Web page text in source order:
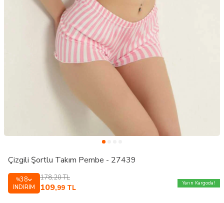
Çizgili Şortlu Takım Pembe - 27439
%38
İNDIRIM
178,20TL
109,99 TL
Yarın Kargoda!